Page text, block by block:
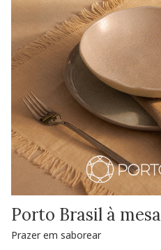
Porto Brasil à mesa
Prazer em saborear